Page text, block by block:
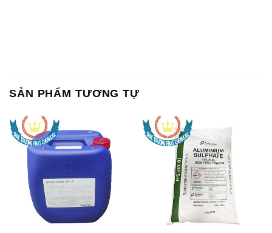
SẢN PHẨM TƯƠNG TỰ